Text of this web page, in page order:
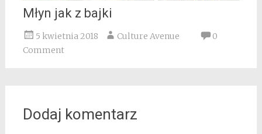
Młyn jak z bajki
5 kwietnia 2018 Culture Avenue
0
Comment
Dodaj komentarz